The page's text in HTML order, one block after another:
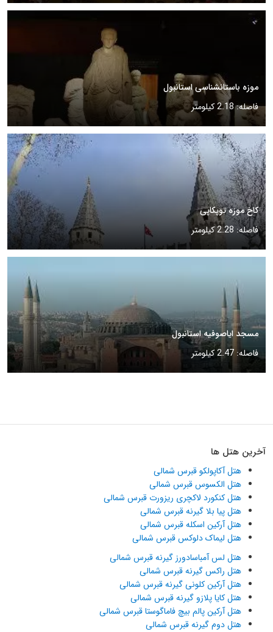
موزه باستانشناسی استانبول
فاصله: 2.18 کیلومتر
کاخ موزه توپکاپی
فاصله: 2.28 کیلومتر
مسجد ایاصوفیه استانبول
فاصله: 2.47 کیلومتر
آخرین هتل ها
هتل آکاپولکو قبرس شمالی
هتل الکسوس قبرس شمالی
هتل کنکورد لاکچری ریزورت قبرس شمالی
هتل پیا بلا گیرنه قبرس شمالی
هتل آرکین اسکله قبرس شمالی
هتل لیماک دلوکس قبرس شمالی
هتل لس آمباسادورز گیرنه قبرس شمالی
هتل راکس گیرنه قبرس شمالی
هتل آرکین کلونی گیرنه قبرس شمالی
هتل کایا پلازو گیرنه قبرس شمالی
هتل آرکین پالم بیچ فاماگوستا قبرس شمالی
هتل دوم گیرنه قبرس شمالی